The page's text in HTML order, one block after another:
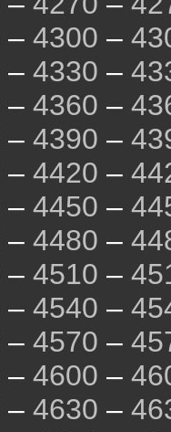
– 4300 –
– 4330 –
– 4360 –
– 4390 –
– 4420 –
– 4450 –
– 4480 –
– 4510 –
– 4540 –
– 4570 –
– 4600 –
– 4630 –